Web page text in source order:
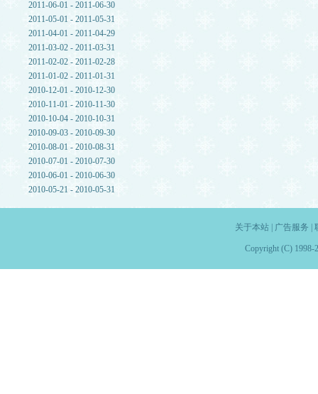
2011-06-01 - 2011-06-30
2011-05-01 - 2011-05-31
2011-04-01 - 2011-04-29
2011-03-02 - 2011-03-31
2011-02-02 - 2011-02-28
2011-01-02 - 2011-01-31
2010-12-01 - 2010-12-30
2010-11-01 - 2010-11-30
2010-10-04 - 2010-10-31
2010-09-03 - 2010-09-30
2010-08-01 - 2010-08-31
2010-07-01 - 2010-07-30
2010-06-01 - 2010-06-30
2010-05-21 - 2010-05-31
关于本站| 广告服务
Copyright (C) 1998-